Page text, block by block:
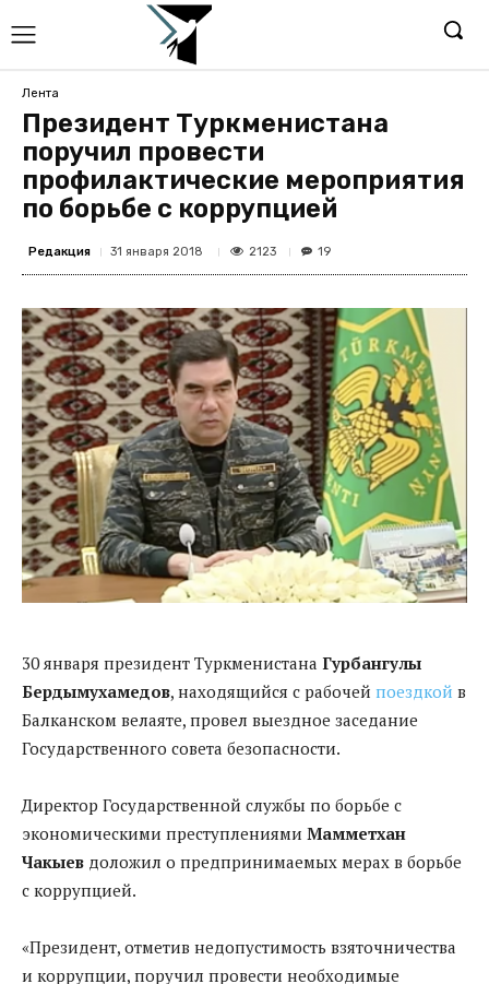
Лента
Президент Туркменистана
поручил провести
профилактические мероприятия
по борьбе с коррупцией
Редакция 31 января 2018 2123 19
30 января президент Туркменистана Гурбангулы
Бердымухамедов, находящийся с рабочей поездкой в
Балканском велаяте, провел выездное заседание
Государственного совета безопасности.
Директор Государственной службы по борьбе с
экономическими преступлениями Мамметхан
Чакыев доложил о предпринимаемых мерах в борьбе
с коррупцией.
«Президент, отметив недопустимость взяточничества
и коррупции, поручил провести необходимые